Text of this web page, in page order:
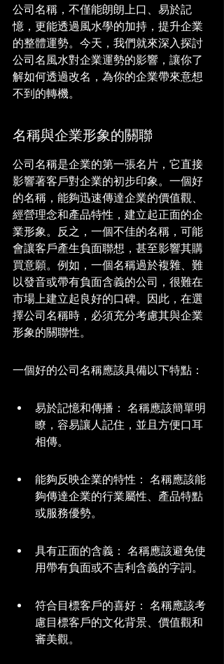
公司名稱，不僅能朗朗上口、易於記
憶，更能透過風水學的加持，提升企業
的整體運勢。今天，我們就來深入探討
公司名風水對企業運勢的影響，讓你了
解如何透過改名，為你的企業帶來意想
不到的轉機。
名稱與企業形象的關聯
公司名稱是企業的第一張名片，它直接
影響著客戶對企業的初步印象。一個好
的名稱，能夠迅速傳達企業的價值觀、
經營理念和產品特性，建立起正面的企
業形象。反之，一個不佳的名稱，可能
會讓客戶產生負面聯想，甚至影響其購
買意願。例如，一個名稱過於複雜、難
以發音或帶有負面含義的公司，很難在
市場上建立起良好的口碑。因此，在選
擇公司名稱時，必須充分考慮其與企業
形象的關聯性。
一個好的公司名稱應該具備以下特點：
易於記憶和傳播： 名稱應該簡單明
瞭，容易讓人記住，並且方便口耳
相傳。
能夠反映企業的特性： 名稱應該能
夠傳達企業的行業屬性、產品特點
或服務優勢。
具有正面的含義： 名稱應該避免使
用帶有負面或不吉利含義的字詞。
符合目標客戶的喜好： 名稱應該考
慮目標客戶的文化背景、價值觀和
審美觀。